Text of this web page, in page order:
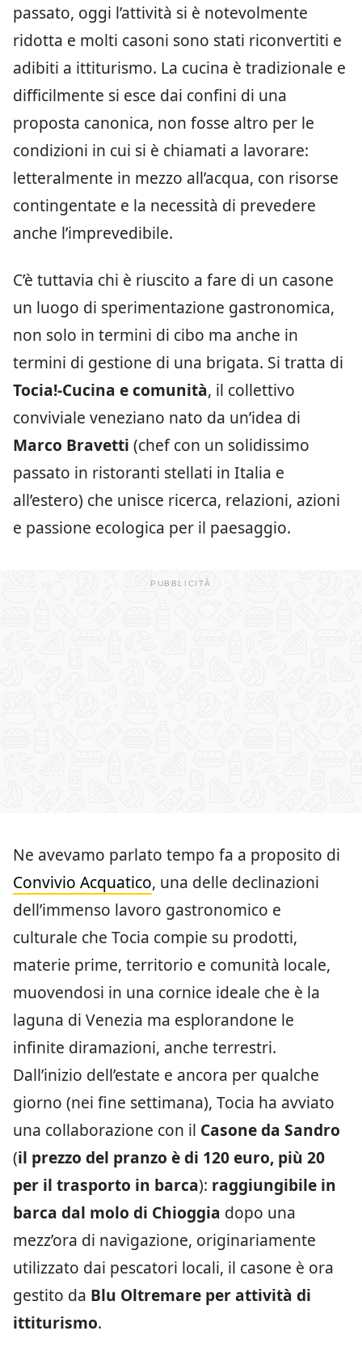
passato, oggi l’attività si è notevolmente
ridotta e molti casoni sono stati riconvertiti e
adibiti a ittiturismo. La cucina è tradizionale e
difficilmente si esce dai confini di una
proposta canonica, non fosse altro per le
condizioni in cui si è chiamati a lavorare:
letteralmente in mezzo all’acqua, con risorse
contingentate e la necessità di prevedere
anche l’imprevedibile.
C’è tuttavia chi è riuscito a fare di un casone
un luogo di sperimentazione gastronomica,
non solo in termini di cibo ma anche in
termini di gestione di una brigata. Si tratta di
Tocia!-Cucina e comunità, il collettivo
conviviale veneziano nato da un’idea di
Marco Bravetti (chef con un solidissimo
passato in ristoranti stellati in Italia e
all’estero) che unisce ricerca, relazioni, azioni
e passione ecologica per il paesaggio.
Ne avevamo parlato tempo fa a proposito di
Convivio Acquatico, una delle declinazioni
dell’immenso lavoro gastronomico e
culturale che Tocia compie su prodotti,
materie prime, territorio e comunità locale,
muovendosi in una cornice ideale che è la
laguna di Venezia ma esplorandone le
infinite diramazioni, anche terrestri.
Dall’inizio dell’estate e ancora per qualche
giorno (nei fine settimana), Tocia ha avviato
una collaborazione con il Casone da Sandro
(il prezzo del pranzo è di 120 euro, più 20
per il trasporto in barca): raggiungibile in
barca dal molo di Chioggia dopo una
mezz’ora di navigazione, originariamente
utilizzato dai pescatori locali, il casone è ora
gestito da Blu Oltremare per attività di
ittiturismo.